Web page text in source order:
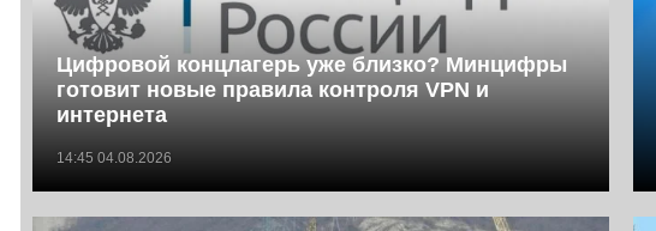
Цифровой концлагерь уже близко? Минцифры
готовит новые правила контроля VPN и
интернета
14:45 04.08.2026